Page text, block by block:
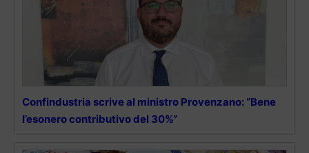
Confindustria scrive al ministro Provenzano: “Bene
l’esonero contributivo del 30%”